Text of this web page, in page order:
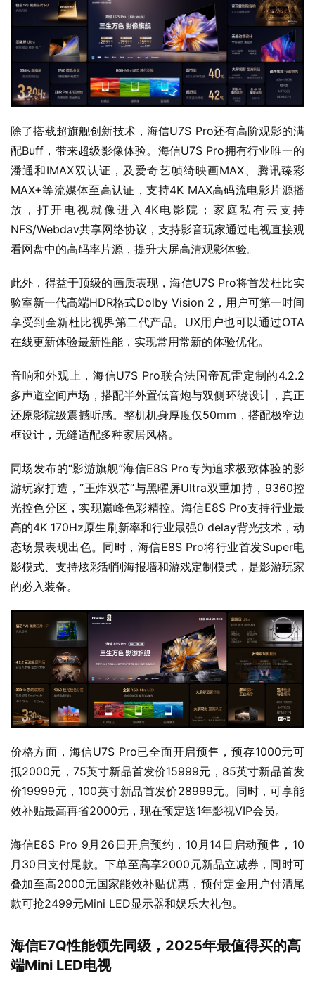
除了搭载超旗舰创新技术，海信U7S Pro还有高阶观影的满
配Buff，带来超级影像体验。海信U7S Pro拥有行业唯一的
潘通和IMAX双认证，及爱奇艺帧绮映画MAX、腾讯臻彩
MAX+等流媒体至高认证，支持4K MAX高码流电影片源播
放，打开电视就像进入4K电影院；家庭私有云支持
NFS/Webdav共享网络协议，支持影音玩家通过电视直接观
看网盘中的高码率片源，提升大屏高清观影体验。
此外，得益于顶级的画质表现，海信U7S Pro将首发杜比实
验室新一代高端HDR格式Dolby Vision 2，用户可第一时间
享受到全新杜比视界第二代产品。UX用户也可以通过OTA
在线更新体验最新性能，实现常用常新的体验优化。
音响和外观上，海信U7S Pro联合法国帝瓦雷定制的4.2.2
多声道空间声场，搭配半外置低音炮与双侧环绕设计，真正
还原影院级震撼听感。整机机身厚度仅50mm，搭配极窄边
框设计，无缝适配多种家居风格。
同场发布的“影游旗舰”海信E8S Pro专为追求极致体验的影
游玩家打造，“王炸双芯”与黑曜屏Ultra双重加持，9360控
光控色分区，实现巅峰色彩精控。海信E8S Pro支持行业最
高的4K 170Hz原生刷新率和行业最强0 delay背光技术，动
态场景表现出色。同时，海信E8S Pro将行业首发Super电
影模式、支持炫彩刮削海报墙和游戏定制模式，是影游玩家
的必入装备。
价格方面，海信U7S Pro已全面开启预售，预存1000元可
抵2000元，75英寸新品首发价15999元，85英寸新品首发
价19999元，100英寸新品首发价28999元。同时，可享能
效补贴最高再省2000元，现在预定送1年影视VIP会员。
海信E8S Pro 9月26日开启预约，10月14日启动预售，10
月30日支付尾款。下单至高享2000元新品立减券，同时可
叠加至高2000元国家能效补贴优惠，预付定金用户付清尾
款可抢2499元Mini LED显示器和娱乐大礼包。
海信E7Q性能领先同级，2025年最值得买的高
端Mini LED电视